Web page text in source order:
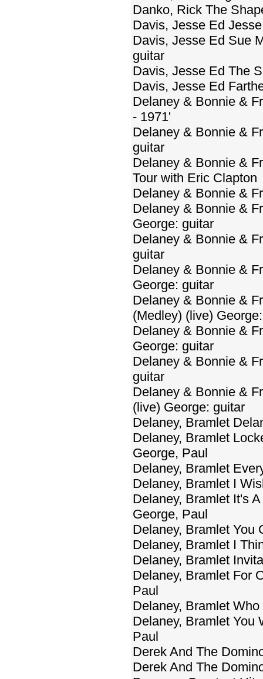
Danko, Rick The
Davis, Jesse Ed
Davis, Jesse Ed Sue
guitar
Davis, Jesse Ed The
Davis, Jesse Ed
Delaney & Bonnie &
- 1971'
Delaney & Bonnie &
guitar
Delaney & Bonnie &
Tour with Eric Clapton
Delaney & Bonnie &
Delaney & Bonnie &
George: guitar
Delaney & Bonnie &
guitar
Delaney & Bonnie &
George: guitar
Delaney & Bonnie &
(Medley) (live)
Delaney & Bonnie &
George: guitar
Delaney & Bonnie &
guitar
Delaney & Bonnie &
(live) George: guitar
Delaney, Bramlet
Delaney, Bramlet
George, Paul
Delaney, Bramlet
Delaney, Bramlet I
Delaney, Bramlet It's
George, Paul
Delaney, Bramlet You
Delaney, Bramlet I
Delaney, Bramlet
Delaney, Bramlet For
Paul
Delaney, Bramlet
Delaney, Bramlet You
Paul
Derek And The
Derek And The